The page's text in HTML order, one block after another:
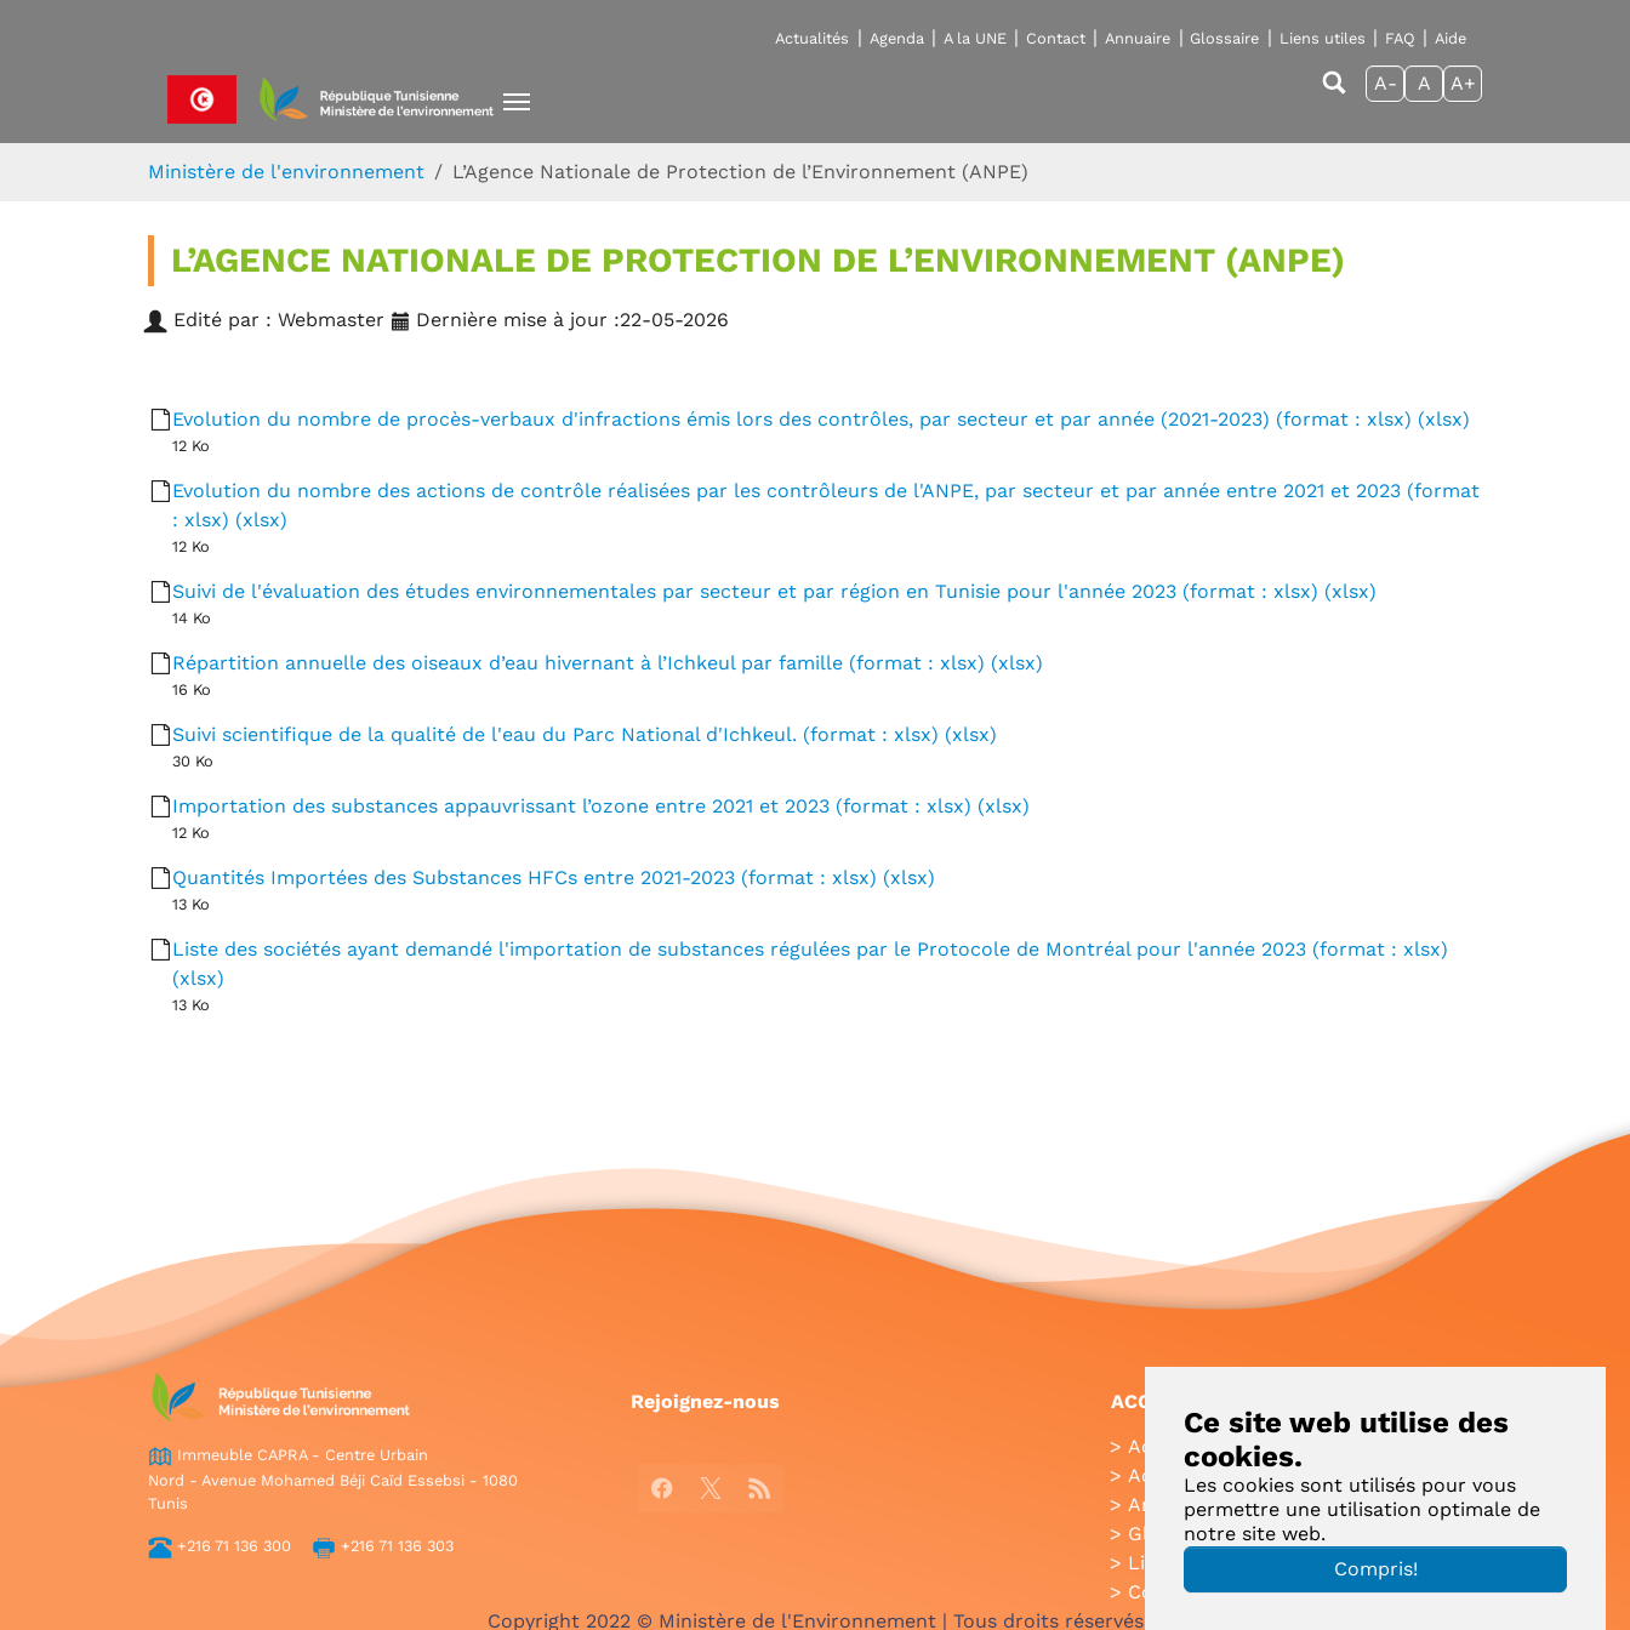
Ce site web utilise des
cookies.
Les cookies sont utilisés pour vous
permettre une utilisation optimale de
notre site web.
Compris!
Actualités Agenda A la UNE Contact Annuaire Glossaire Liens utiles FAQ Aide
A- A A+
Ministère de l'environnement L’Agence Nationale de Protection de l’Environnement (ANPE)
L’AGENCE NATIONALE DE PROTECTION DE L’ENVIRONNEMENT (ANPE)
Edité par : Webmaster Dernière mise à jour :22-05-2026
Evolution du nombre de procès-verbaux d'infractions émis lors des contrôles, par secteur et par année (2021-2023) (format : xlsx) (xlsx)
12 Ko
Evolution du nombre des actions de contrôle réalisées par les contrôleurs de l'ANPE, par secteur et par année entre 2021 et 2023 (format
: xlsx) (xlsx)
12 Ko
Suivi de l'évaluation des études environnementales par secteur et par région en Tunisie pour l'année 2023 (format : xlsx) (xlsx)
14 Ko
Répartition annuelle des oiseaux d’eau hivernant à l’Ichkeul par famille (format : xlsx) (xlsx)
16 Ko
Suivi scientifique de la qualité de l'eau du Parc National d'Ichkeul. (format : xlsx) (xlsx)
30 Ko
Importation des substances appauvrissant l’ozone entre 2021 et 2023 (format : xlsx) (xlsx)
12 Ko
Quantités Importées des Substances HFCs entre 2021-2023 (format : xlsx) (xlsx)
13 Ko
Liste des sociétés ayant demandé l'importation de substances régulées par le Protocole de Montréal pour l'année 2023 (format : xlsx)
(xlsx)
13 Ko
Immeuble CAPRA - Centre Urbain
Nord - Avenue Mohamed Béji Caïd Essebsi - 1080
Tunis
+216 71 136 300 +216 71 136 303
Rejoignez-nous
Facebook
X RSS
ACCÈS RAPIDE
Accueil
Actualités
Annuaire
Glossaire
Liens utiles
Contact
Plan de site
Aide
Intranet
Applications
Mobiles
Copyright 2022 © Ministère de l'Environnement | Tous droits réservés